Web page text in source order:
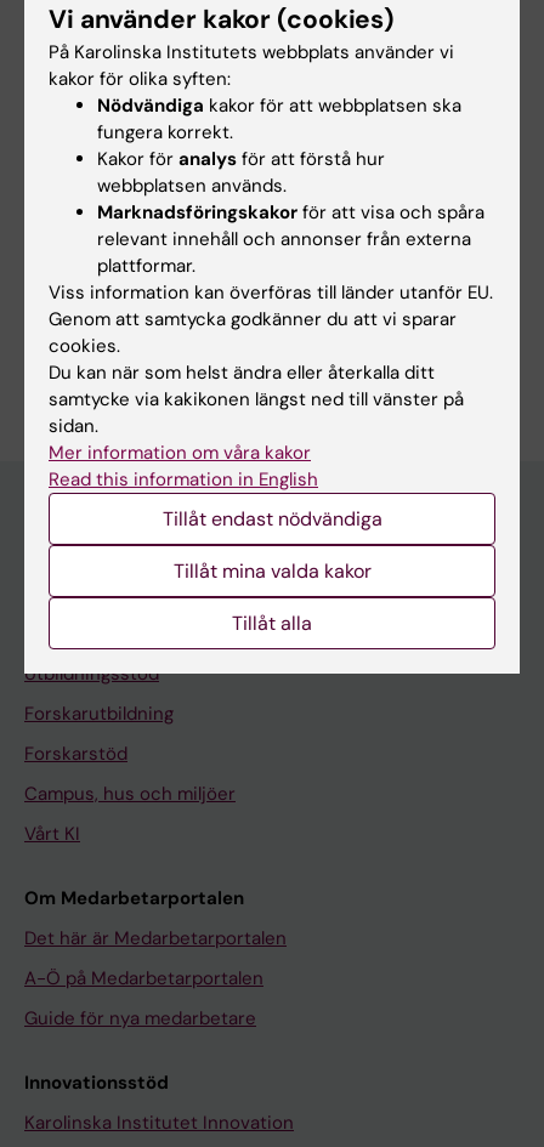
Yes
No
Innehållsgranskare:
Christina Sundqvist
Christina Sundqvist
Sidan uppdaterad: 2025-02-10
Dela
Meny
Din anställning
Utbildningsstöd
Forskarutbildning
Forskarstöd
Campus, hus och miljöer
Vårt KI
Om Medarbetarportalen
Det här är Medarbetarportalen
A-Ö på Medarbetarportalen
Guide för nya medarbetare
Innovationsstöd
Karolinska Institutet Innovation
Vi använder kakor (cookies)
På Karolinska Institutets webbplats använder vi
kakor för olika syften:
Nödvändiga kakor för att webbplatsen ska
fungera korrekt.
Kakor för analys för att förstå hur
webbplatsen används.
Marknadsföringskakor för att visa och spåra
relevant innehåll och annonser från externa
plattformar.
Viss information kan överföras till länder utanför EU.
Genom att samtycka godkänner du att vi sparar
cookies.
Du kan när som helst ändra eller återkalla ditt
samtycke via kakikonen längst ned till vänster på
sidan.
Mer information om våra kakor
Read this information in English
Tillåt endast nödvändiga
Tillåt mina valda kakor
Tillåt alla